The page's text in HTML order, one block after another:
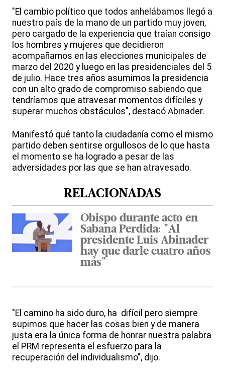
"El cambio político que todos anhelábamos llegó a
nuestro país de la mano de un partido muy joven,
pero cargado de la experiencia que traían consigo
los hombres y mujeres que decidieron
acompañarnos en las elecciones municipales de
marzo del 2020 y luego en las presidenciales del 5
de julio. Hace tres años asumimos la presidencia
con un alto grado de compromiso sabiendo que
tendríamos que atravesar momentos difíciles y
superar muchos obstáculos", destacó Abinader.
Manifestó qué tanto la ciudadanía como el mismo
partido deben sentirse orgullosos de lo que hasta
el momento se ha logrado a pesar de las
adversidades por las que se han atravesado.
RELACIONADAS
Obispo durante acto en
Sabana Perdida: "Al
presidente Luis Abinader
hay que darle cuatro años
más"
"El camino ha sido duro, ha difícil pero siempre
supimos que hacer las cosas bien y de manera
justa era la única forma de honrar nuestra palabra
el PRM representa el esfuerzo para la
recuperación del individualismo", dijo.